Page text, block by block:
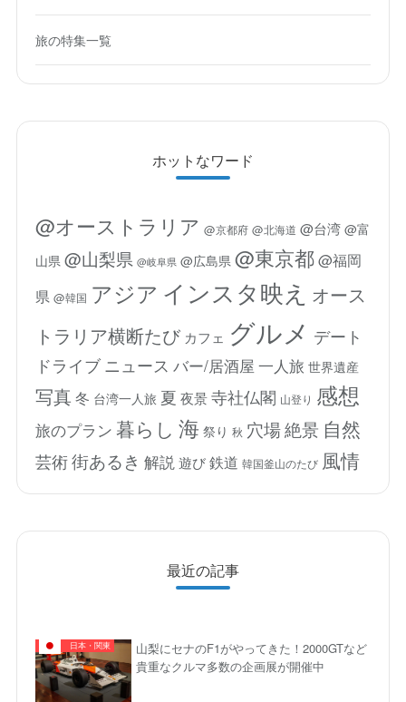
旅の特集一覧
ホットなワード
@オーストラリア @京都府 @北海道 @台湾 @富
山県 @山梨県 @岐阜県 @広島県 @東京都@福岡
県 @韓国 アジア インスタ映え オース
トラリア横断たび カフェ グルメ デート
ドライブニュース バー/居酒屋 一人旅 世界遺産
写真 冬 台湾一人旅 夏 夜景寺社仏閣 山登り 感想
旅のプラン 暮らし 海 祭り 秋 穴場絶景 自然
芸術街あるき 解説 遊び鉄道 韓国釜山のたび 風情
最近の記事
日本・関東
山梨にセナのF1がやってきた！2000GTなど
貴重なクルマ多数の企画展が開催中